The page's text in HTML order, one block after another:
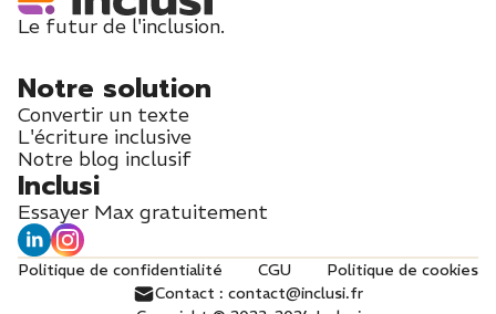
Le futur de l'inclusion.
Notre solution
Convertir un texte
L'écriture inclusive
Notre blog inclusif
Inclusi
Essayer Max gratuitement
Politique de confidentialité CGU
Politique de cookies
Contact : contact@inclusi.fr